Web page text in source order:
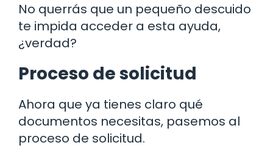
No querrás que un pequeño descuido
te impida acceder a esta ayuda,
¿verdad?
Proceso de solicitud
Ahora que ya tienes claro qué
documentos necesitas, pasemos al
proceso de solicitud.